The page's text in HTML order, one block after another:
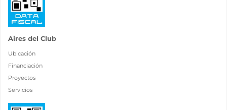
Aires del Club
Ubicación
Financiación
Proyectos
Servicios